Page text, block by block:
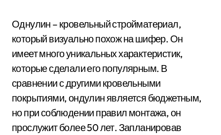
Однулин – кровельный стройматериал,
который визуально похож на шифер. Он
имеет много уникальных характеристик,
которые сделали его популярным. В
сравнении с другими кровельными
покрытиями, ондулин является бюджетным,
но при соблюдении правил монтажа, он
прослужит более 50 лет. Запланировав